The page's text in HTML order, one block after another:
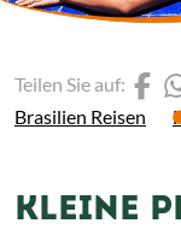
Brasilien Reisen
Teilen Sie auf:
KLEINE